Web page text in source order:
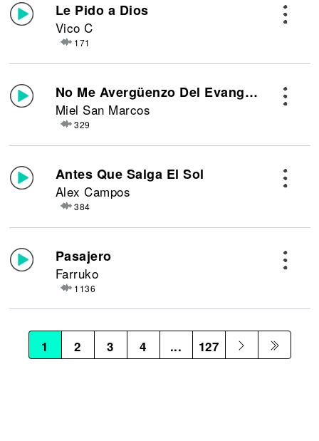
Le Pido a Dios
Vico C
171
No Me Avergüenzo Del Evangelio
Miel San Marcos
329
Antes Que Salga El Sol
Alex Campos
384
Pasajero
Farruko
1136
1 2 3 4 ... 127